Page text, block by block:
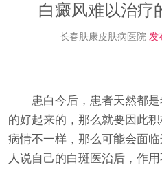
白癜风难以治疗
长春肤康皮肤病医院 发
患白今后，患者天然都是
的好起来的，那么就要因此
病情不一样，那么可能会面
人说自己的白斑医治后，作